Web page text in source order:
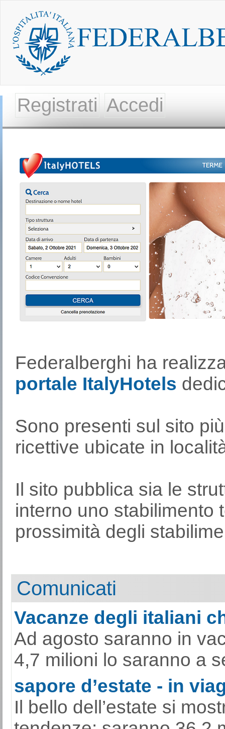
Registrati Accedi
Federalberghi ha
portale ItalyHotels
Sono presenti sul sito
ricettive ubicate in
Il sito pubblica sia le
interno uno stabilimento
prossimità degli
Comunicati
Vacanze degli italiani
Ad agosto saranno in
4,7 milioni lo saranno a
sapore d’estate - in
Il bello dell’estate si